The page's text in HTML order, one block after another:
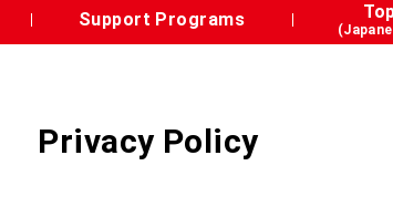
Support Programs
Privacy Policy